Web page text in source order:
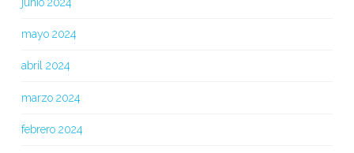
mayo 2024
abril 2024
marzo 2024
febrero 2024